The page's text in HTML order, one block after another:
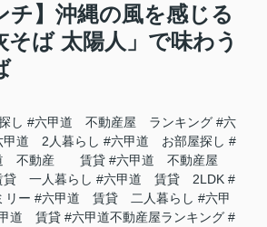
チ】沖縄の風を感じる
そば 太陽人」で味わう
し #六甲道 不動産屋 ランキング #六
甲道 2人暮らし #六甲道 お部屋探し #
不動産 賃貸 #六甲道 不動産屋
一人暮らし #六甲道 賃貸 2LDK #
ー #六甲道 賃貸 二人暮らし #六甲
道 賃貸 #六甲道不動産屋ランキング #